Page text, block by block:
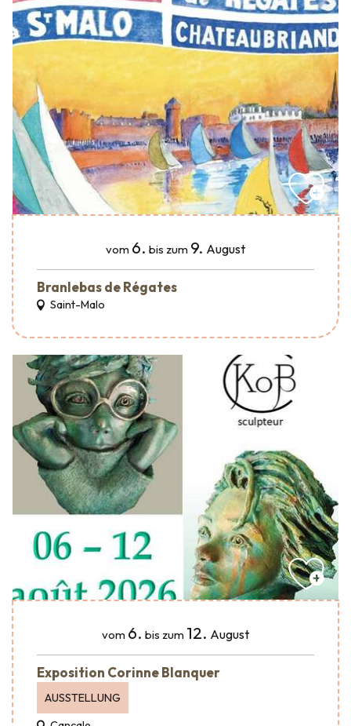
vom 6. bis zum 9. August
Branlebas de Régates
Saint-Malo
vom 6. bis zum 12. August
Exposition Corinne Blanquer
AUSSTELLUNG